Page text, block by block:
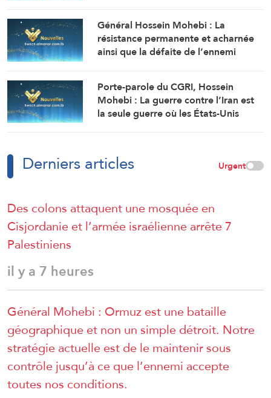
d’Ormuz.
Général Hossein Mohebi : La
résistance permanente et acharnée
ainsi que la défaite de l’ennemi
et inébranlable.
Porte-parole du CGRI, Hossein
Mohebi : La guerre contre l’Iran est
la seule guerre où les États-Unis
Derniers articles Urgent
Des colons attaquent une mosquée en
Cisjordanie et l’armée israélienne arrête 7
Palestiniens
il y a 7 heures
Général Mohebi : Ormuz est une bataille
géographique et non un simple détroit. Notre
stratégie actuelle est de le maintenir sous
contrôle jusqu’à ce que l’ennemi accepte
toutes nos conditions.